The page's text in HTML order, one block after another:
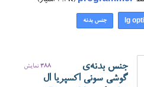
lg جنس بدنه
388 نمایش
جنس بدنه‌ی
گوشی سونی اکسپریا ال